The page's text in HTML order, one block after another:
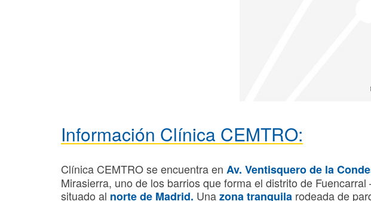
Información Clínica CEMTRO:
Clínica CEMTRO se encuentra en Av. Ventisquero de la
Mirasierra, uno de los barrios que forma el distrito de Fuencarral
situado al norte de Madrid. Unazona tranquila rodeada de